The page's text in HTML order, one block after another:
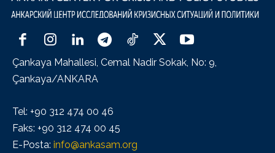
Çankaya Mahallesi, Cemal Nadir Sokak, No: 9,
Çankaya/ANKARA
Tel: +90 312 474 00 46
Faks: +90 312 474 00 45
E-Posta: info@ankasam.org